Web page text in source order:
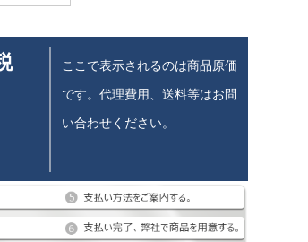
ここで表示されるのは商品原価
です。代理費用、送料等はお問
い合わせください。